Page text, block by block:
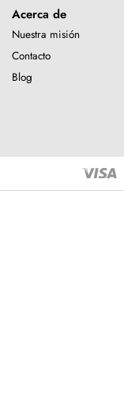
Acerca de
Nuestra misión
Contacto
Blog